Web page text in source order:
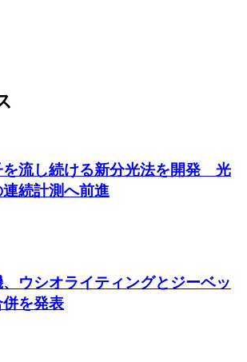
を流し続ける新分光法を開発 光
続計測へ前進
ウシオライティングとジーベッ
を発表